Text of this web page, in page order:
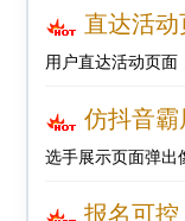
直达活
用户直达活动页面
仿抖音
选手展示页面弹出
报名可控